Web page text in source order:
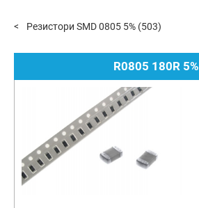
Резистори SMD 0805 5% (503)
R0805 180R 5%